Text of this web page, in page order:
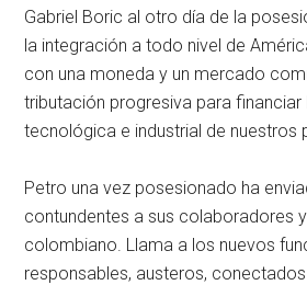
Gabriel Boric al otro día de la
la integración a todo nivel de
con una moneda y un mercado
tributación progresiva para financiar
tecnológica e industrial de nuestros
Petro una vez posesionado ha
contundentes a sus colaboradores
colombiano. Llama a los nuevos
responsables, austeros,